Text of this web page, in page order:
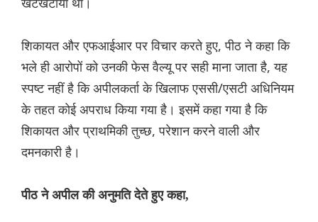
शिकायत और एफआईआर पर विचार करते हुए, पीठ ने कहा कि
भले ही आरोपों को उनकी फेस वैल्यू पर सही माना जाता है, यह
स्पष्ट नहीं है कि अपीलकर्ता के खिलाफ एससी/एसटी अधिनियम
के तहत कोई अपराध किया गया है। इसमें कहा गया है कि
शिकायत और प्राथमिकी तुच्छ, परेशान करने वाली और
दमनकारी है।
पीठ ने अपील की अनुमति देते हुए कहा,